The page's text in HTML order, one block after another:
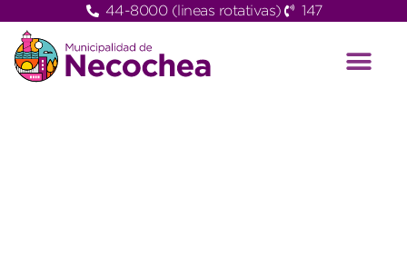
44-8000 (lineas rotativas) 147